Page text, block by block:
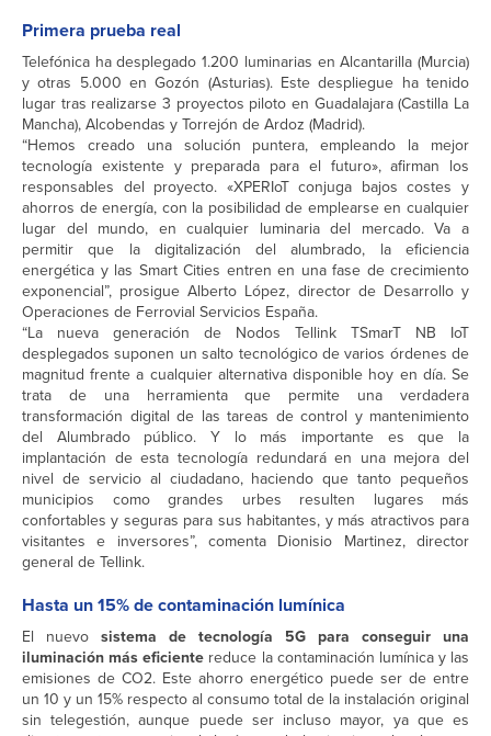
Primera prueba real
Telefónica ha desplegado 1.200 luminarias en Alcantarilla (Murcia)
y otras 5.000 en Gozón (Asturias). Este despliegue ha tenido
lugar tras realizarse 3 proyectos piloto en Guadalajara (Castilla La
Mancha), Alcobendas y Torrejón de Ardoz (Madrid).
“Hemos creado una solución puntera, empleando la mejor
tecnología existente y preparada para el futuro», afirman los
responsables del proyecto. «XPERIoT conjuga bajos costes y
ahorros de energía, con la posibilidad de emplearse en cualquier
lugar del mundo, en cualquier luminaria del mercado. Va a
permitir que la digitalización del alumbrado, la eficiencia
energética y las Smart Cities entren en una fase de crecimiento
exponencial”, prosigue Alberto López, director de Desarrollo y
Operaciones de Ferrovial Servicios España.
“La nueva generación de Nodos Tellink TSmarT NB IoT
desplegados suponen un salto tecnológico de varios órdenes de
magnitud frente a cualquier alternativa disponible hoy en día. Se
trata de una herramienta que permite una verdadera
transformación digital de las tareas de control y mantenimiento
del Alumbrado público. Y lo más importante es que la
implantación de esta tecnología redundará en una mejora del
nivel de servicio al ciudadano, haciendo que tanto pequeños
municipios como grandes urbes resulten lugares más
confortables y seguras para sus habitantes, y más atractivos para
visitantes e inversores”, comenta Dionisio Martinez, director
general de Tellink.
Hasta un 15% de contaminación lumínica
El nuevo sistema de tecnología 5G para conseguir una
iluminación más eficiente reduce la contaminación lumínica y las
emisiones de CO2. Este ahorro energético puede ser de entre
un 10 y un 15% respecto al consumo total de la instalación original
sin telegestión, aunque puede ser incluso mayor, ya que es